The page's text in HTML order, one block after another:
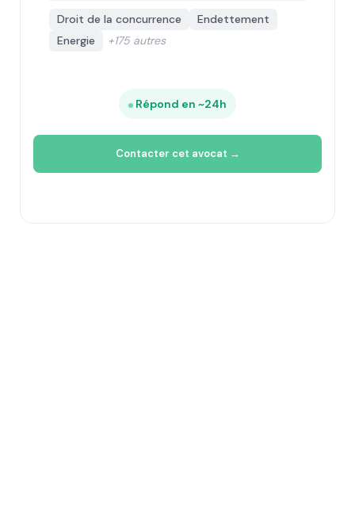
Droit de la concurrence
Endettement
Energie
+175 autres
Répond en ~24h
Contacter cet avocat →